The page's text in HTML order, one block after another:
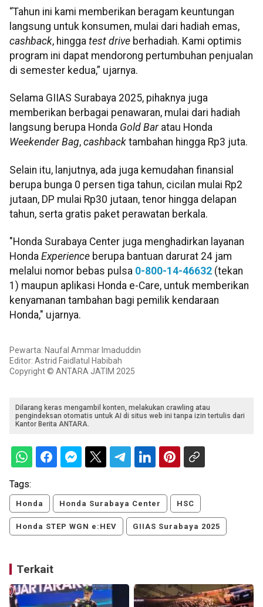
“Tahun ini kami memberikan beragam keuntungan
langsung untuk konsumen, mulai dari hadiah emas,
cashback, hingga test drive berhadiah. Kami optimis
program ini dapat mendorong pertumbuhan penjualan
di semester kedua,” ujarnya.
Selama GIIAS Surabaya 2025, pihaknya juga
memberikan berbagai penawaran, mulai dari hadiah
langsung berupa Honda Gold Baratau Honda
Weekender Bag, cashback tambahan hingga Rp3 juta.
Selain itu, lanjutnya, ada juga kemudahan finansial
berupa bunga 0 persen tiga tahun, cicilan mulai Rp2
jutaan, DP mulai Rp30 jutaan, tenor hingga delapan
tahun, serta gratis paket perawatan berkala.
"Honda Surabaya Center juga menghadirkan layanan
Honda Experience berupa bantuan darurat 24 jam
melalui nomor bebas pulsa 0-800-14-46632 (tekan
1) maupun aplikasi Honda e-Care, untuk memberikan
kenyamanan tambahan bagi pemilik kendaraan
Honda," ujarnya.
Pewarta: Naufal Ammar Imaduddin
Editor: Astrid Faidlatul Habibah
Copyright © ANTARA JATIM 2025
Dilarang keras mengambil konten, melakukan crawling atau
pengindeksan otomatis untuk AI di situs web ini tanpa izin tertulis dari
Kantor Berita ANTARA.
Tags:
Honda Honda Surabaya Center HSC
Honda STEP WGN e:HEV GIIAS Surabaya 2025
Terkait